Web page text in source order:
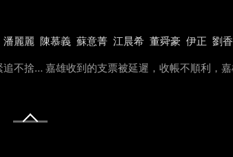
潘麗麗 陳慕義 蘇意菁 江晨希 董舜豪 伊正 劉
不捨… 嘉雄收到的支票被延遲，收帳不順利，